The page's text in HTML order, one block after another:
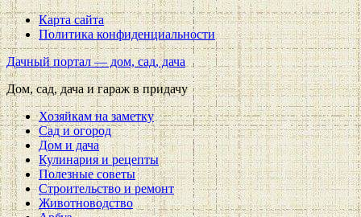
Карта сайта
Политика конфиденциальности
Дачный портал — дом, сад, дача
Дом, сад, дача и гараж в придачу
Хозяйкам на заметку
Сад и огород
Дом и дача
Кулинария и рецепты
Полезные советы
Строительство и ремонт
Животноводство